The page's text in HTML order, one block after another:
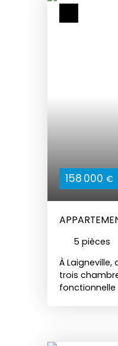
chauffage
158 000 €
5 pièces
À
trois